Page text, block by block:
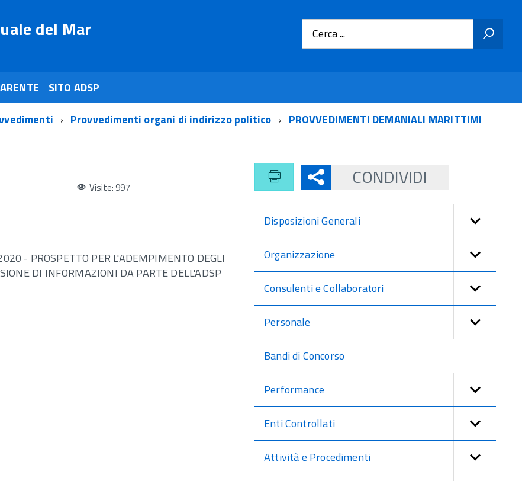
del Mar Cerca ...
SITO ADSP
Provvedimenti organi di indirizzo politico PROVVEDIMENTI DEMANIALI MARITTIMI
Visite: 997
- PROSPETTO PER L'ADEMPIMENTO DEGLI
DI INFORMAZIONI DA PARTE DELL'ADSP
CONDIVIDI
Disposizioni Generali
Organizzazione
Consulenti e Collaboratori
Personale
Bandi di Concorso
Performance
Enti Controllati
Attività e Procedimenti